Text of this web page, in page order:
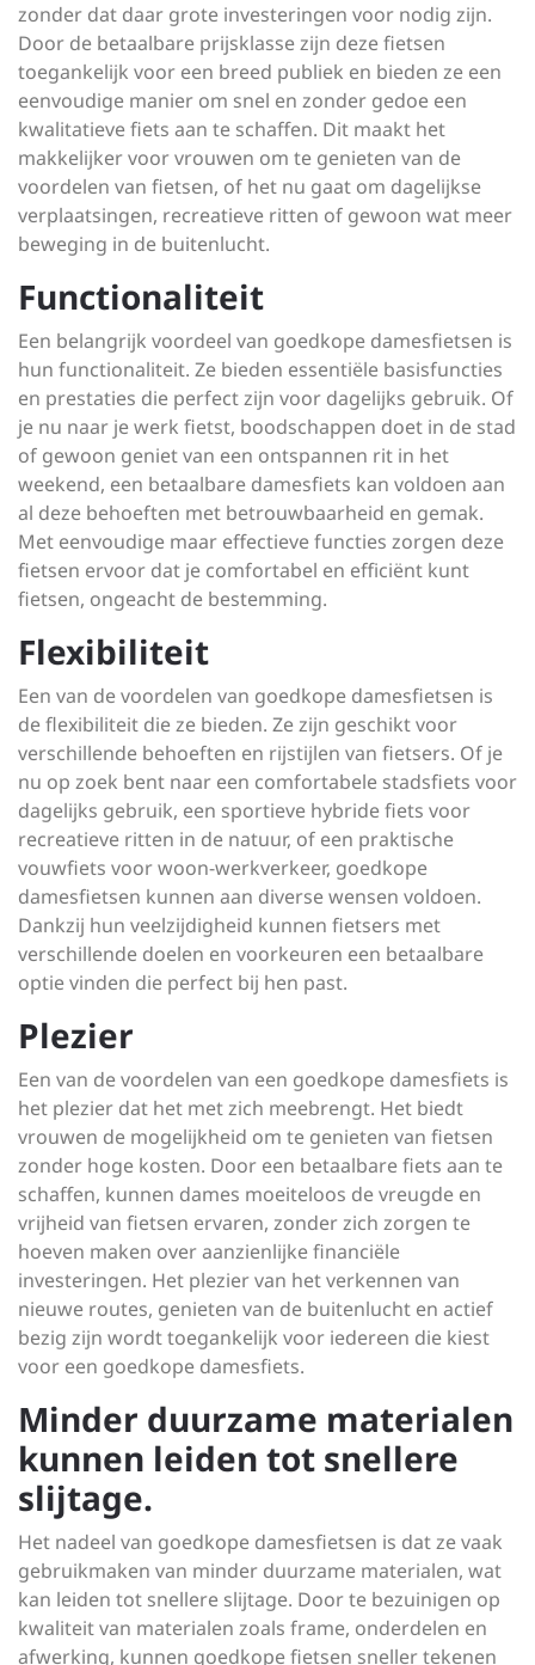
zonder dat daar grote investeringen voor nodig zijn.
Door de betaalbare prijsklasse zijn deze fietsen
toegankelijk voor een breed publiek en bieden ze een
eenvoudige manier om snel en zonder gedoe een
kwalitatieve fiets aan te schaffen. Dit maakt het
makkelijker voor vrouwen om te genieten van de
voordelen van fietsen, of het nu gaat om dagelijkse
verplaatsingen, recreatieve ritten of gewoon wat meer
beweging in de buitenlucht.
Functionaliteit
Een belangrijk voordeel van goedkope damesfietsen is
hun functionaliteit. Ze bieden essentiële basisfuncties
en prestaties die perfect zijn voor dagelijks gebruik. Of
je nu naar je werk fietst, boodschappen doet in de stad
of gewoon geniet van een ontspannen rit in het
weekend, een betaalbare damesfiets kan voldoen aan
al deze behoeften met betrouwbaarheid en gemak.
Met eenvoudige maar effectieve functies zorgen deze
fietsen ervoor dat je comfortabel en efficiënt kunt
fietsen, ongeacht de bestemming.
Flexibiliteit
Een van de voordelen van goedkope damesfietsen is
de flexibiliteit die ze bieden. Ze zijn geschikt voor
verschillende behoeften en rijstijlen van fietsers. Of je
nu op zoek bent naar een comfortabele stadsfiets voor
dagelijks gebruik, een sportieve hybride fiets voor
recreatieve ritten in de natuur, of een praktische
vouwfiets voor woon-werkverkeer, goedkope
damesfietsen kunnen aan diverse wensen voldoen.
Dankzij hun veelzijdigheid kunnen fietsers met
verschillende doelen en voorkeuren een betaalbare
optie vinden die perfect bij hen past.
Plezier
Een van de voordelen van een goedkope damesfiets is
het plezier dat het met zich meebrengt. Het biedt
vrouwen de mogelijkheid om te genieten van fietsen
zonder hoge kosten. Door een betaalbare fiets aan te
schaffen, kunnen dames moeiteloos de vreugde en
vrijheid van fietsen ervaren, zonder zich zorgen te
hoeven maken over aanzienlijke financiële
investeringen. Het plezier van het verkennen van
nieuwe routes, genieten van de buitenlucht en actief
bezig zijn wordt toegankelijk voor iedereen die kiest
voor een goedkope damesfiets.
Minder duurzame materialen
kunnen leiden tot snellere
slijtage.
Het nadeel van goedkope damesfietsen is dat ze vaak
gebruikmaken van minder duurzame materialen, wat
kan leiden tot snellere slijtage. Door te bezuinigen op
kwaliteit van materialen zoals frame, onderdelen en
afwerking, kunnen goedkope fietsen sneller tekenen